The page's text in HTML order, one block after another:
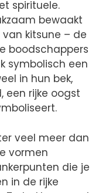
spirituele.
bewaakt
kitsune – de
boodschappers
symbolisch een
in hun bek,
rijke oogst
veel meer dan
vormen
die je
in de rijke